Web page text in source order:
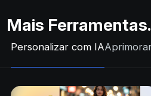
Mais
Personalizar com IA